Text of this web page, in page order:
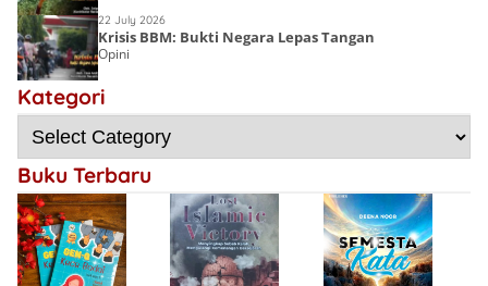
22 July 2026
Krisis BBM: Bukti Negara Lepas Tangan
Opini
Kategori
Buku Terbaru
Choirin Fitri
Resensi Buku
Gen-Q Kece Badai
Kemenangan
Isty Daiyah
Jejak Karya Impian
Firda Umayah
True Medical,
Bukan Sekadar
Haifa Eimaan
The Untold
History of